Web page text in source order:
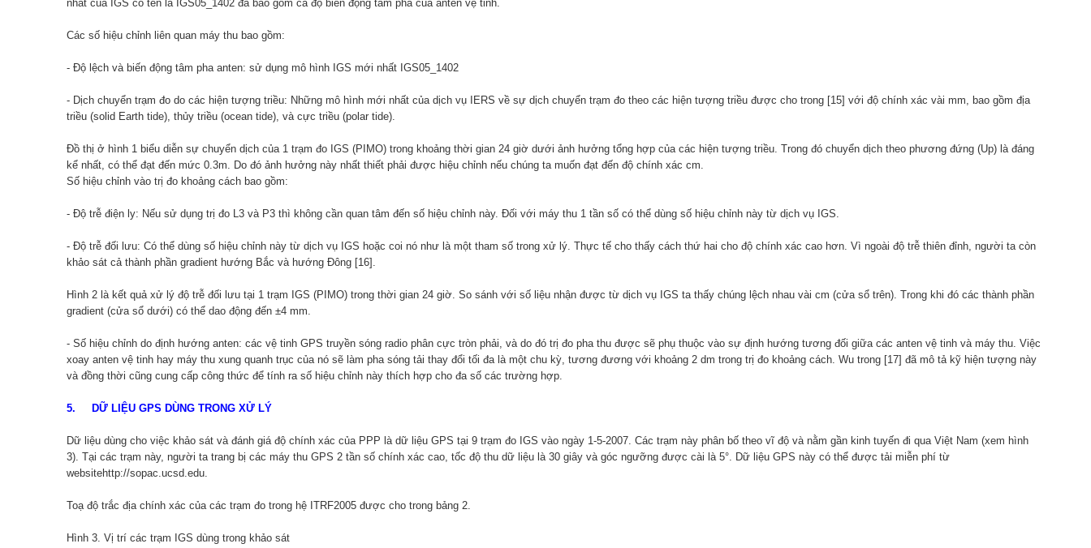
nhất của IGS có tên là IGS05_1402 đã bao gồm cả độ biến động tâm pha của anten vệ tinh.
Các số hiệu chỉnh liên quan máy thu bao gồm:
- Độ lệch và biến động tâm pha anten: sử dụng mô hình IGS mới nhất IGS05_1402
- Dịch chuyển trạm đo do các hiện tượng triều: Những mô hình mới nhất của dịch vụ IERS về sự dịch chuyển trạm đo theo các hiện tượng triều được cho trong [15] với độ chính xác vài mm, bao gồm địa
triều (solid Earth tide), thủy triều (ocean tide), và cực triều (polar tide).
Đồ thị ở hình 1 biểu diễn sự chuyển dịch của 1 trạm đo IGS (PIMO) trong khoảng thời gian 24 giờ dưới ảnh hưởng tổng hợp của các hiện tượng triều. Trong đó chuyển dịch theo phương đứng (Up) là đáng
kể nhất, có thể đạt đến mức 0.3m. Do đó ảnh hưởng này nhất thiết phải được hiệu chỉnh nếu chúng ta muốn đạt đến độ chính xác cm.
Số hiệu chỉnh vào trị đo khoảng cách bao gồm:
- Độ trễ điện ly: Nếu sử dụng trị đo L3 và P3 thì không cần quan tâm đến số hiệu chỉnh này. Đối với máy thu 1 tần số có thể dùng số hiệu chỉnh này từ dịch vụ IGS.
- Độ trễ đối lưu: Có thể dùng số hiệu chỉnh này từ dịch vụ IGS hoặc coi nó như là một tham số trong xử lý. Thực tế cho thấy cách thứ hai cho độ chính xác cao hơn. Vì ngoài độ trễ thiên đỉnh, người ta còn
khảo sát cả thành phần gradient hướng Bắc và hướng Đông [16].
Hình 2 là kết quả xử lý độ trễ đối lưu tại 1 trạm IGS (PIMO) trong thời gian 24 giờ. So sánh với số liệu nhận được từ dịch vụ IGS ta thấy chúng lệch nhau vài cm (cửa sổ trên). Trong khi đó các thành phần
gradient (cửa sổ dưới) có thể dao động đến ±4 mm.
- Số hiệu chỉnh do định hướng anten: các vệ tinh GPS truyền sóng radio phân cực tròn phải, và do đó trị đo pha thu được sẽ phụ thuộc vào sự định hướng tương đối giữa các anten vệ tinh và máy thu. Việc
xoay anten vệ tinh hay máy thu xung quanh trục của nó sẽ làm pha sóng tải thay đổi tối đa là một chu kỳ, tương đương với khoảng 2 dm trong trị đo khoảng cách. Wu trong [17] đã mô tả kỹ hiện tượng này
và đồng thời cũng cung cấp công thức để tính ra số hiệu chỉnh này thích hợp cho đa số các trường hợp.
5. DỮ LIỆU GPS DÙNG TRONG XỬ LÝ
Dữ liệu dùng cho việc khảo sát và đánh giá độ chính xác của PPP là dữ liệu GPS tại 9 trạm đo IGS vào ngày 1-5-2007. Các trạm này phân bố theo vĩ độ và nằm gần kinh tuyến đi qua Việt Nam (xem hình
3). Tại các trạm này, người ta trang bị các máy thu GPS 2 tần số chính xác cao, tốc độ thu dữ liệu là 30 giây và góc ngưỡng được cài là 5°. Dữ liệu GPS này có thể được tải miễn phí từ
websitehttp://sopac.ucsd.edu.
Toạ độ trắc địa chính xác của các trạm đo trong hệ ITRF2005 được cho trong bảng 2.
Hình 3. Vị trí các trạm IGS dùng trong khảo sát